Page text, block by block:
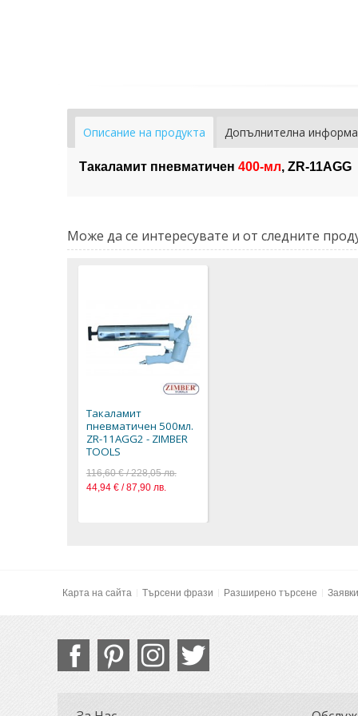
Описание на продукта Допълнителна
Такаламит пневматичен 400-мл, ZR-11AGG
Може да се интересувате и от следните
Такаламит
пневматичен 500мл.
ZR-11AGG2 - ZIMBER
TOOLS
116,60 € / 228,05 лв.
44,94 € / 87,90 лв.
Карта на сайта Търсени фрази Разширено търсене